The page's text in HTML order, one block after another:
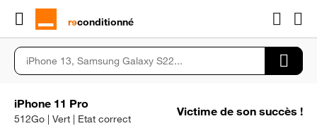
rɘconditionné
iPhone 11 Pro
512Go | Vert | Etat correct
Victime de son succès !